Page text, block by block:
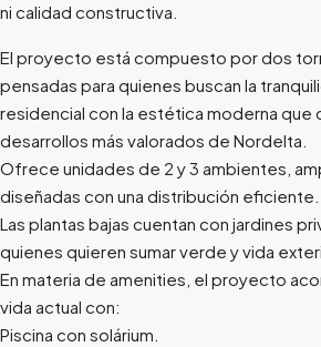
ni calidad constructiva.
El proyecto está compuesto por dos
pensadas para quienes buscan la
residencial con la estética moderna que
desarrollos más valorados de Nordelta.
Ofrece unidades de 2 y 3 ambientes,
diseñadas con una distribución eficiente.
Las plantas bajas cuentan con jardines
quienes quieren sumar verde y vida
En materia de amenities, el proyecto
vida actual con:
Piscina con solárium.